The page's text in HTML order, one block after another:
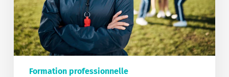
Formation professionnelle